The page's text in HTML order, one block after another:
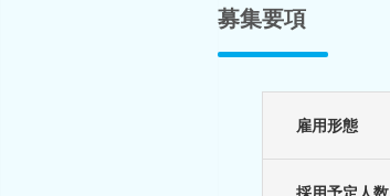
募集要項
雇用形態
採用予定人数